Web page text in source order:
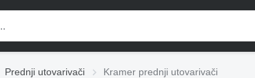
Prednji utovarivači Kramer prednji utovarivači